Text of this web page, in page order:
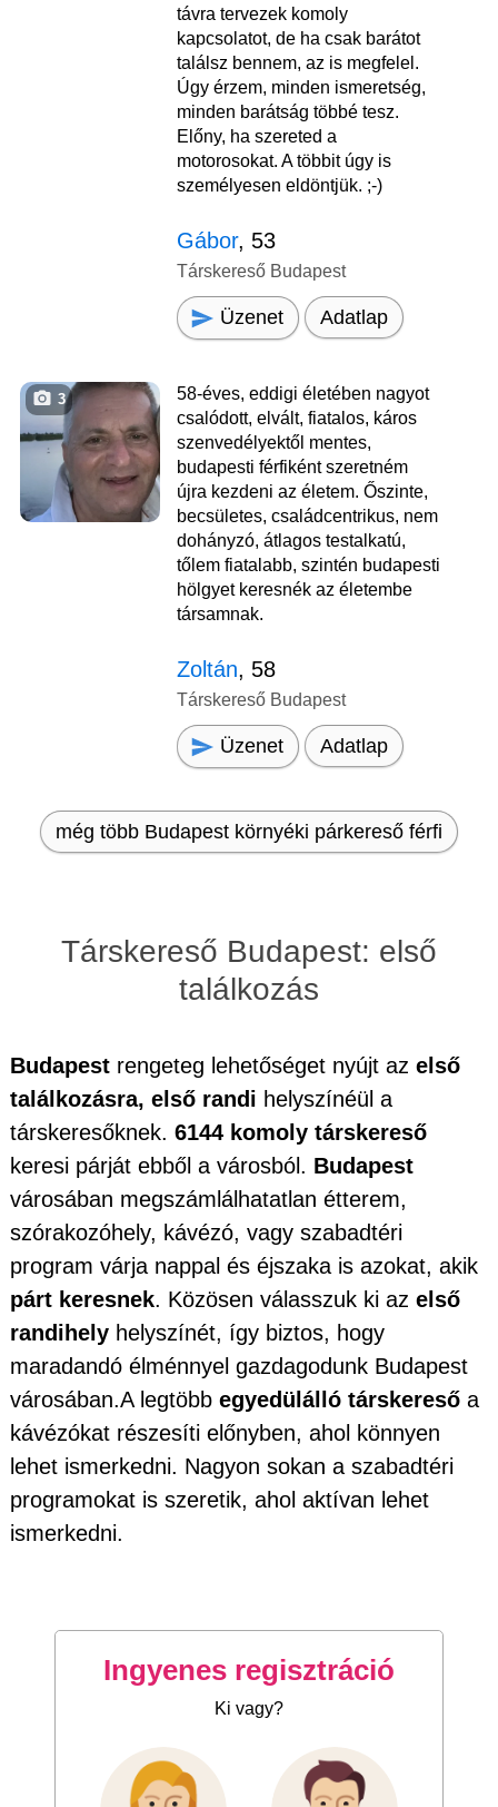
távra tervezek komoly
kapcsolatot, de ha csak barátot
találsz bennem, az is megfelel.
Úgy érzem, minden ismeretség,
minden barátság többé tesz.
Előny, ha szereted a
motorosokat. A többit úgy is
személyesen eldöntjük. ;-)
Gábor, 53
Társkereső Budapest
Üzenet Adatlap
3
58-éves, eddigi életében nagyot
csalódott, elvált, fiatalos, káros
szenvedélyektől mentes,
budapesti férfiként szeretném
újra kezdeni az életem. Őszinte,
becsületes, családcentrikus, nem
dohányzó, átlagos testalkatú,
tőlem fiatalabb, szintén budapesti
hölgyet keresnék az életembe
társamnak.
Zoltán, 58
Társkereső Budapest
Üzenet Adatlap
még több Budapest környéki párkereső férfi
Társkereső Budapest: első
találkozás
Budapest rengeteg lehetőséget nyújt az első
találkozásra, első randi helyszínéül a
társkeresőknek. 6144 komoly társkereső
keresi párját ebből a városból. Budapest
városában megszámlálhatatlan étterem,
szórakozóhely, kávézó, vagy szabadtéri
program várja nappal és éjszaka is azokat, akik
párt keresnek. Közösen válasszuk ki az első
randihely helyszínét, így biztos, hogy
maradandó élménnyel gazdagodunk Budapest
városában.A legtöbb egyedülálló társkereső a
kávézókat részesíti előnyben, ahol könnyen
lehet ismerkedni. Nagyon sokan a szabadtéri
programokat is szeretik, ahol aktívan lehet
ismerkedni.
Ingyenes regisztráció
Ki vagy?